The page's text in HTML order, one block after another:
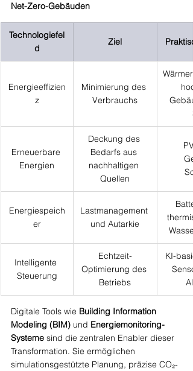
Net-Zero-Gebäuden
Technologiefel
d
Ziel
Energieeffizien
z
Minimierung des
Verbrauchs
Erneuerbare
Energien
Deckung des
Bedarfs aus
nachhaltigen
Quellen
Energiespeich
er
Lastmanagement
und Autarkie
Intelligente
Steuerung
Echtzeit-
Optimierung des
Betriebs
KI-
Digitale Tools wie Building Information
Modeling (BIM) und Energiemonitoring-
Systeme sind die zentralen Enabler dieser
Transformation. Sie ermöglichen
simulationsgestützte Planung, präzise CO₂-